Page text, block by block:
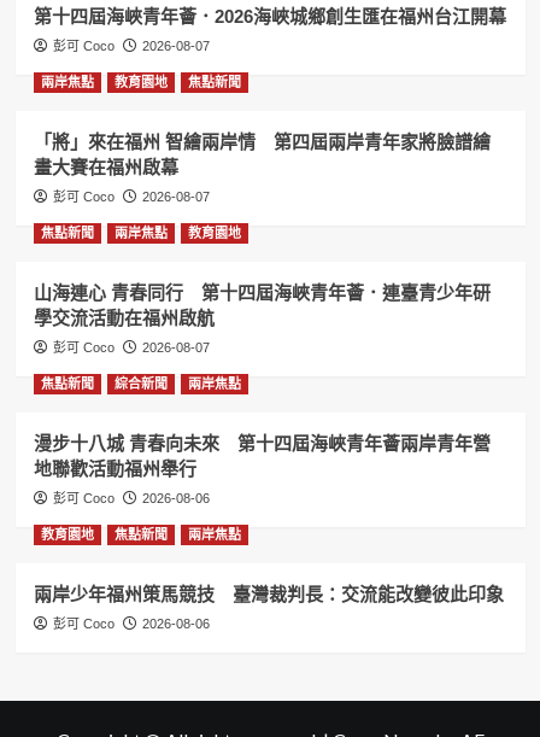
第十四屆海峽青年薈．2026海峽城鄉創生匯在福州台江開幕
彭可 Coco 2026-08-07
兩岸焦點 教育園地 焦點新聞
「將」來在福州 智繪兩岸情 第四屆兩岸青年家將臉譜繪
畫大賽在福州啟幕
彭可 Coco 2026-08-07
焦點新聞 兩岸焦點 教育園地
山海連心 青春同行 第十四屆海峽青年薈．連臺青少年研
學交流活動在福州啟航
彭可 Coco 2026-08-07
焦點新聞 綜合新聞 兩岸焦點
漫步十八城 青春向未來 第十四屆海峽青年薈兩岸青年營
地聯歡活動福州舉行
彭可 Coco 2026-08-06
教育園地 焦點新聞 兩岸焦點
兩岸少年福州策馬競技 臺灣裁判長：交流能改變彼此印象
彭可 Coco 2026-08-06